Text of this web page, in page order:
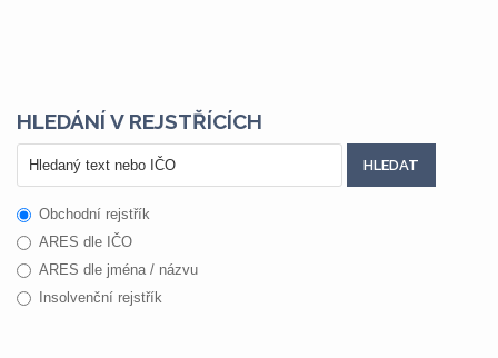
HLEDÁNÍ V REJSTŘÍCÍCH
Obchodní rejstřík
ARES dle IČO
ARES dle jména / názvu
Insolvenční rejstřík